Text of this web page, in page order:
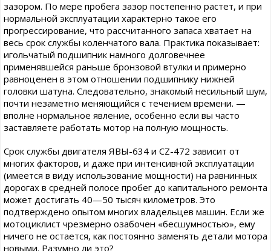
зазором. По мере пробега зазор постепенно растет, и при
нормальной эксплуатации характерно такое его
прогрессирование, что рассчитанного запаса хватает на
весь срок службы коленчатого вала. Практика показывает:
игольчатый подшипник намного долговечнее
применявшейся раньше бронзовой втулки и примерно
равноценен в этом отношении подшипнику нижней
головки шатуна. Следовательно, знакомый несильный шум,
почти незаметно меняющийся с течением времени. —
вполне нормальное явление, особенно если вы часто
заставляете работать мотор на полную мощность.
Срок службы двигателя ЯВЫ-634 и CZ-472 зависит от
многих факторов, и даже при интенсивной эксплуатации
(имеется в виду использование мощности) на равнинных
дорогах в средней полосе пробег до капитального ремонта
может достигать 40—50 тысяч километров. Это
подтверждено опытом многих владельцев машин. Если же
мотоциклист чрезмерно озабочен «бесшумностью», ему
ничего не остается, как постоянно заменять детали мотора
новыми. Разумно ли это?